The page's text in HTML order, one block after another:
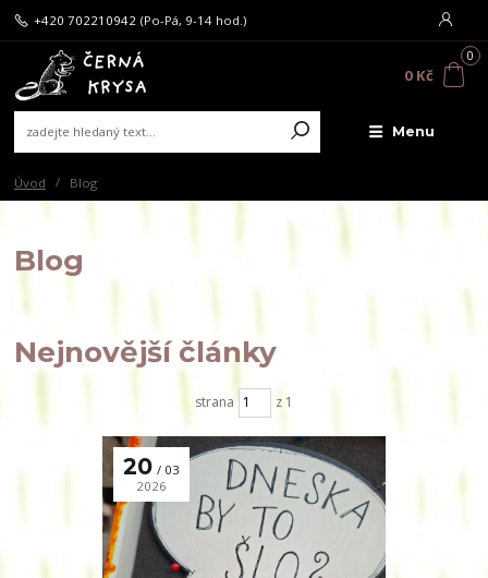
Menu
+420 702210942 (Po-Pá, 9-14 hod.)
0
0 Kč
Úvod Blog
Blog
Nejnovější články
strana z 1
20
03
2026